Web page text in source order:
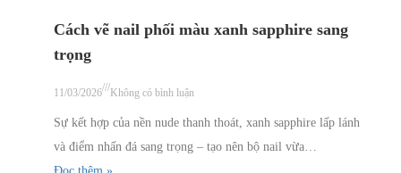
Cách vẽ nail phối màu xanh sapphire sang
trọng
11/03/2026/// Không có bình luận
Sự kết hợp của nền nude thanh thoát, xanh sapphire lấp lánh
và điểm nhấn đá sang trọng – tạo nên bộ nail vừa…